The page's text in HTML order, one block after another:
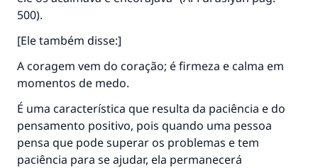
500).
[Ele também disse:]
A coragem vem do coração; é firmeza e calma em
momentos de medo.
É uma característica que resulta da paciência e do
pensamento positivo, pois quando uma pessoa
pensa que pode superar os problemas e tem
paciência para se ajudar, ela permanecerá